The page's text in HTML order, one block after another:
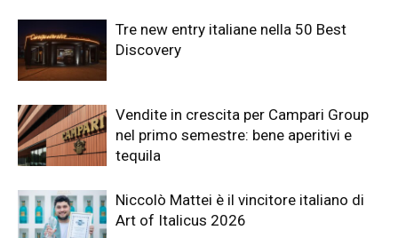
Tre new entry italiane nella 50 Best
Discovery
Vendite in crescita per Campari Group
nel primo semestre: bene aperitivi e
tequila
Niccolò Mattei è il vincitore italiano di
Art of Italicus 2026